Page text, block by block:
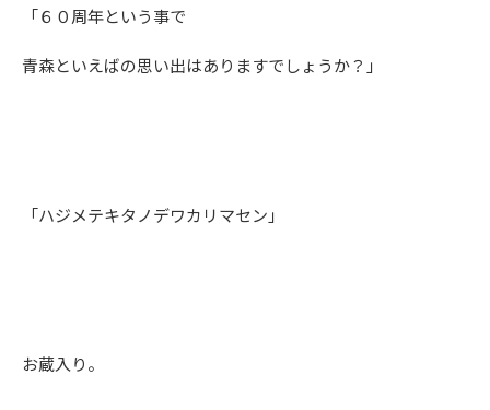
「６０周年という事で
青森といえばの思い出はありますでしょうか？」
「ハジメテキタノデワカリマセン」
お蔵入り。